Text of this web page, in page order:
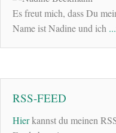
Es freut mich, dass Du
Name ist Nadine und ich
RSS-FEED
Hierkannst du meinen